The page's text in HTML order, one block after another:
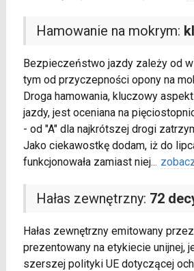
Hamowanie na mokrym:
Bezpieczeństwo jazdy zależy od
tym od przyczepności opony na
Droga hamowania, kluczowy
jazdy, jest oceniana na
- od "A" dla najkrótszej drogi
Jako ciekawostkę dodam, iż do
funkcjonowała zamiast niej...
Hałas zewnętrzny: 72
Hałas zewnętrzny emitowany
prezentowany na etykiecie unijnej,
szerszej polityki UE dotyczącej